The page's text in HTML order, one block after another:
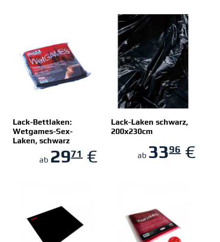
Lack-Bettlaken:
Wetgames-Sex-
Laken, schwarz
180x220cm
ab 2971€
ZUM SHOP
Lack-Laken schwarz,
200x230cm
ab 3396€